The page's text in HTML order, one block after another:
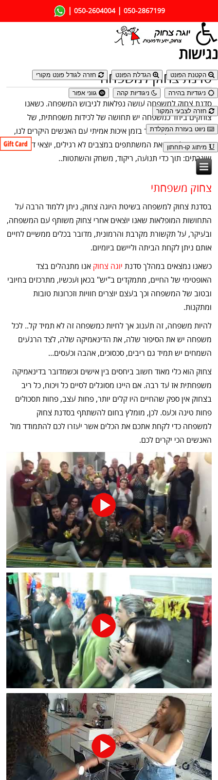
050-2867199
|
050-2604004
|
נגישות
הקטנת הפונט הגדלת הפונט חזרה לגודל פונט מקורי
ניגודיות בהירה ניגודיות קהה גווני אפור
חזרה לצבעי המקור
ניווט בעזרת המקלדת
מיתוג קו-תחתון
סדנת צחוק למשפחה
סדנת צחוק למשפחה עושה נפלאות לגיבוש המשפחה. כשאנו
צוחקים ביחד כמשפחה יש תחושה של לכידות משפחתית, של
הרחבת הביחד, מדובר בזמן איכות אמיתי עם האנשים היקרים לנו,
אנו זוכים לראות את המשתתפים במצבים לא רגילים, יוצאי דופן ולא
שיגרתים: תוך כדי תנועה, ריקוד, משחק והשתטות..
צחוק משפחתי
בסדנת צחוק למשפחה בשיטת היוגה צחוק, ניתן ללמוד הרבה על
התחושות המופלאות שאנו יוצאים אחרי צחוק משותף עם המשפחה,
ובעיקר, על תקשורת מקרבת והרמונית, מדובר בכלים ממשיים לחיים
אותם ניתן לקחת הביתה וליישם ביומיום.
כשאנו נמצאים במהלך סדנת יוגה צחוק אנו מתנהלים בצד
האופטימי של החיים, מתמקדים ב"יש" בכאן ועכשיו, מתרכזים בחיובי
ובטוב של המשפחה וכך בעצם יוצרים חוויות וזכרונות טובות
ומתקנות.
להיות משפחה, זה תענוג אך לחיות כמשפחה זה לא תמיד קל.. לכל
משפחה יש את הסיפור שלה, את הדינאמיקה שלה, לצד הרגעים
השמחים יש תמיד גם ריבים, סכסוכים, אהבה וכעסים...
צחוק הוא כלי מאוד חשוב ביחסים בין אישים וכשמדובר בדינאמיקה
משפחתית אז עד רבה. אם היינו מסוגלים לסיים כל ויכוח, כל ריב
בצחוק אין ספק שהחיים היו קלים יותר, פחות עצב, פחות תסכולים
פחות טינה וכעס. לכן, מומלץ בחום להשתתף בסדנת צחוק
למשפחה כדי לקחת אתכם את הכלים אשר יעזרו לכם להתמודד מול
האנשים הכי יקרים לכם.